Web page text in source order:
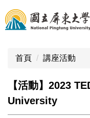
跳
到
主
首頁 講座活動
【活動】2023
University